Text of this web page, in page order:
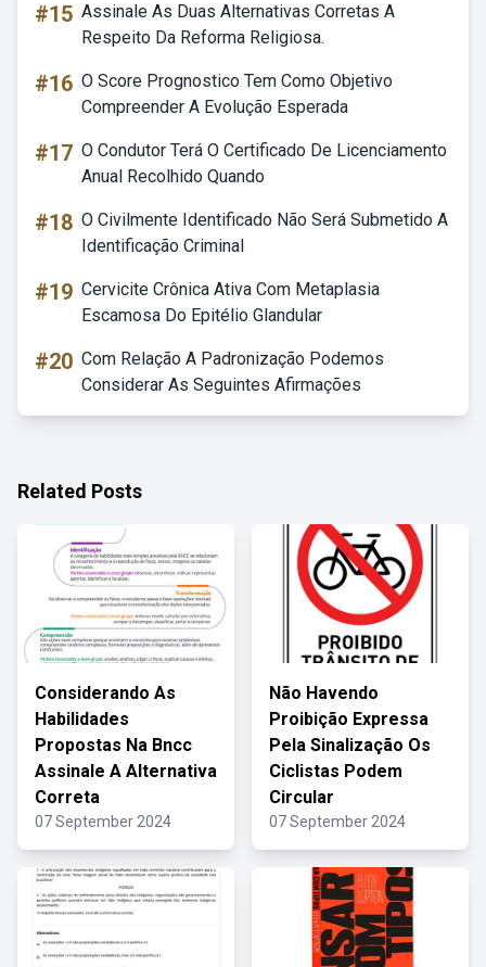
#15 Assinale As Duas Alternativas Corretas A
Respeito Da Reforma Religiosa.
#16 O Score Prognostico Tem Como Objetivo
Compreender A Evolução Esperada
#17 O Condutor Terá O Certificado De Licenciamento
Anual Recolhido Quando
#18 O Civilmente Identificado Não Será Submetido A
Identificação Criminal
#19 Cervicite Crônica Ativa Com Metaplasia
Escamosa Do Epitélio Glandular
#20 Com Relação A Padronização Podemos
Considerar As Seguintes Afirmações
Related Posts
Considerando As
Habilidades
Propostas Na Bncc
Assinale A Alternativa
Correta
07 September 2024
Não Havendo
Proibição Expressa
Pela Sinalização Os
Ciclistas Podem
Circular
07 September 2024